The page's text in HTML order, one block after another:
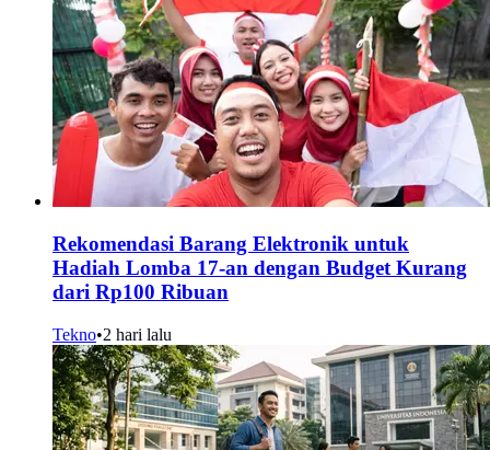
Rekomendasi Barang Elektronik untuk
Hadiah Lomba 17-an dengan Budget Kurang
dari Rp100 Ribuan
Tekno•2 hari lalu